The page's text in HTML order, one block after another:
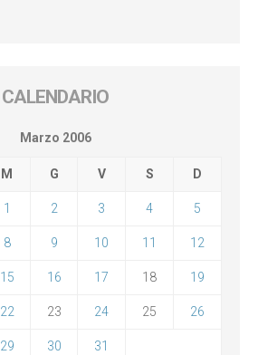
CALENDARIO
Marzo 2006
M G V S D
1 2 3 4 5
8 9 10 11 12
15 16 17 18 19
22 23 24 25 26
29 30 31